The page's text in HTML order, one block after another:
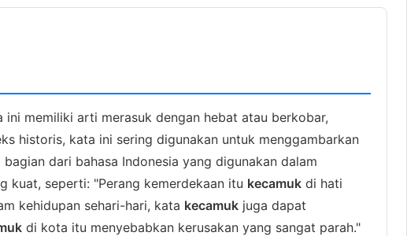
memiliki arti merasuk dengan hebat atau berkobar,
historis, kata ini sering digunakan untuk menggambarkan
dari bahasa Indonesia yang digunakan dalam
kuat, seperti: "Perang kemerdekaan itu kecamuk di hati
kehidupan sehari-hari, kata kecamuk juga dapat
di kota itu menyebabkan kerusakan yang sangat parah."